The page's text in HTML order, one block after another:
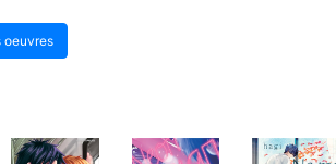
oeuvres